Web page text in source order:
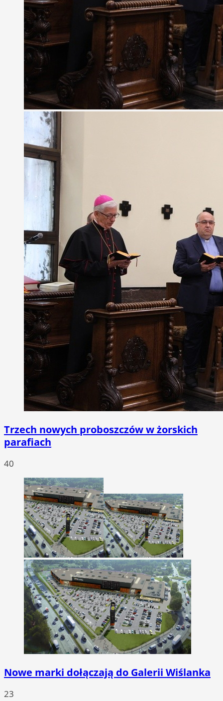
Trzech nowych proboszczów w żorskich
parafiach
40
Nowe marki dołączają do Galerii Wiślanka
23